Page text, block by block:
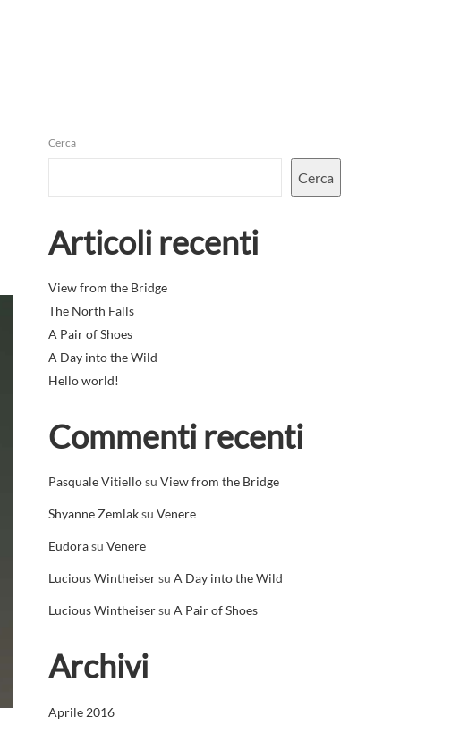
Cerca
Cerca
Articoli recenti
View from the Bridge
The North Falls
A Pair of Shoes
A Day into the Wild
Hello world!
Commenti recenti
Pasquale VitiellosuView from the Bridge
Shyanne ZemlaksuVenere
EudorasuVenere
Lucious WintheisersuA Day into the Wild
Lucious WintheisersuA Pair of Shoes
Archivi
Aprile 2016